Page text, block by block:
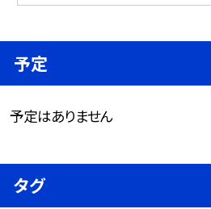
予定
予定はありません
タグ